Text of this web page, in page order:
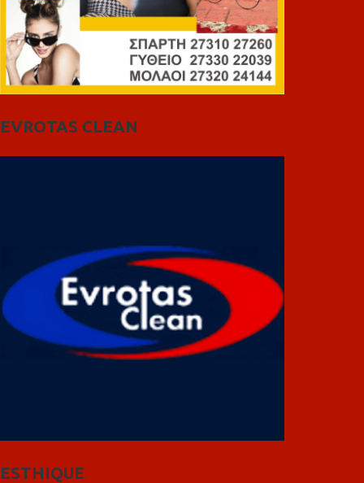
EVROTAS CLEAN
ESTHIQUE